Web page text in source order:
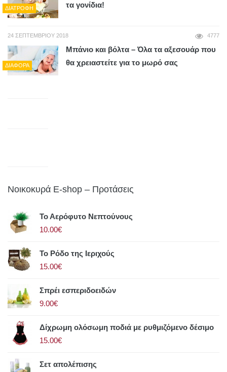
ΔΙΑΤΡΟΦΉ
τα γονίδια!
24 ΣΕΠΤΕΜΒΡΊΟΥ 2018 4777
ΔΙΆΦΟΡΑ
Μπάνιο και βόλτα – Όλα τα αξεσουάρ που
θα χρειαστείτε για το μωρό σας
Νοικοκυρά E-shop – Προτάσεις
Το Αερόφυτο Νεπτούνους
10.00€
Το Ρόδο της Ιεριχούς
15.00€
Σπρέι εσπεριδοειδών
9.00€
Δίχρωμη ολόσωμη ποδιά με ρυθμιζόμενο δέσιμο
15.00€
Σετ απολέπισης